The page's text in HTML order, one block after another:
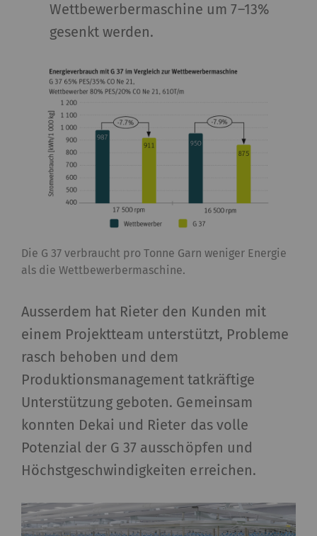
Wettbewerbermaschine um 7–13%
gesenkt werden.
Die G 37 verbraucht pro Tonne Garn weniger Energie
als die Wettbewerbermaschine.
Ausserdem hat Rieter den Kunden mit
einem Projektteam unterstützt, Probleme
rasch behoben und dem
Produktionsmanagement tatkräftige
Unterstützung geboten. Gemeinsam
konnten Dekai und Rieter das volle
Potenzial der G 37 ausschöpfen und
Höchstgeschwindigkeiten erreichen.